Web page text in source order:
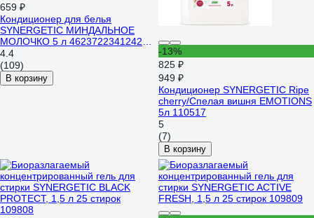
659 ₽
Кондиционер для белья
SYNERGETIC МИНДАЛЬНОЕ
МОЛОЧКО 5 л 4623722341242
110508
4.4
(109)
В корзину
-13%
825 ₽
949 ₽
Кондиционер SYNERGETIC Ripe
cherry/Спелая вишня EMOTIONS
5л 110517
5
(7)
В корзину